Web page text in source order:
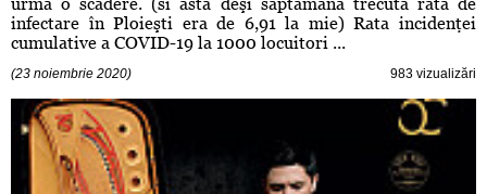
urma o scădere. (si asta deşi săptămâna trecută rata de
infectare în Ploieşti era de 6,91 la mie) Rata incidenţei
cumulative a COVID-19 la 1000 locuitori ...
(23 noiembrie 2020) 983 vizualizări